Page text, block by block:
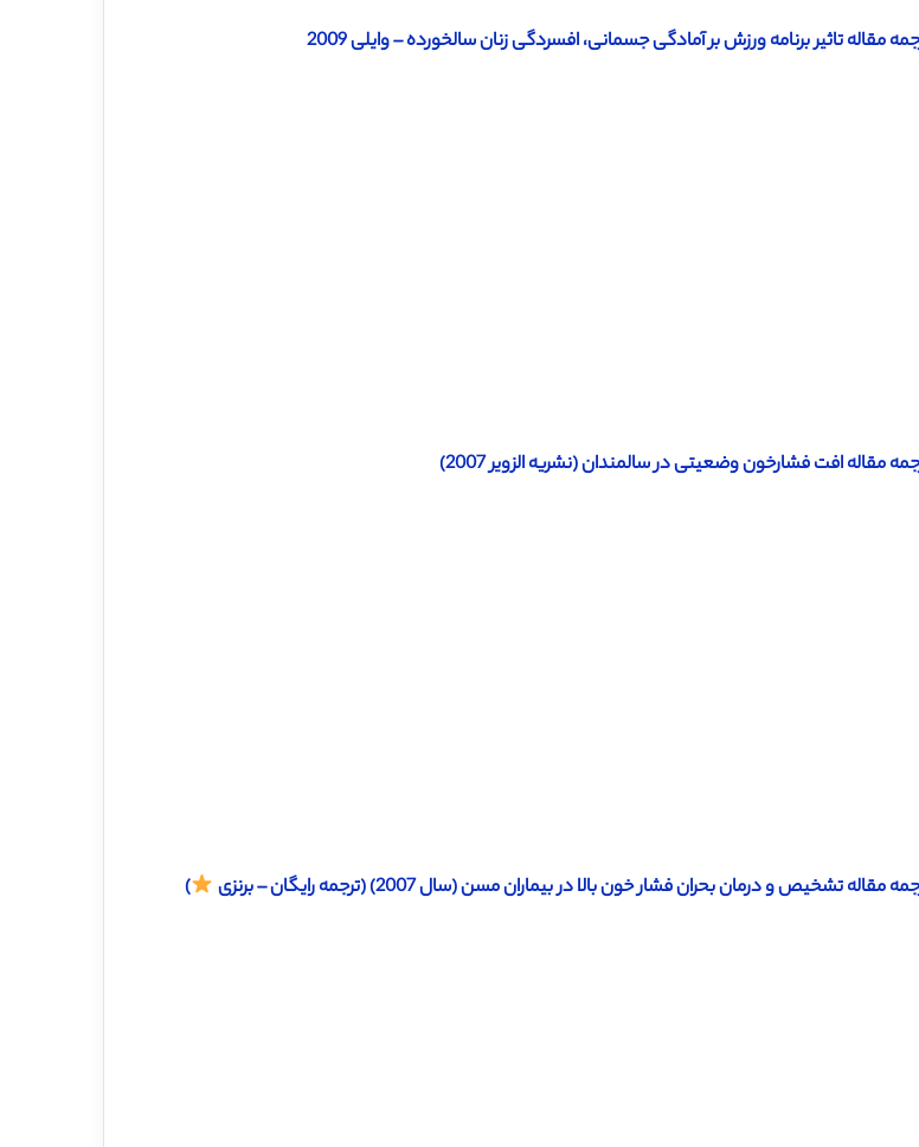
مقاله تاثیر برنامه ورزش بر آمادگی جسمانی، افسردگی زنان سالخورده – وایلی 2009
مقاله افت فشارخون وضعیتی در سالمندان (نشریه الزویر 2007)
مقاله تشخیص و درمان بحران فشار خون بالا در بیماران مسن (سال 2007) (ترجمه رایگان – برنزی )